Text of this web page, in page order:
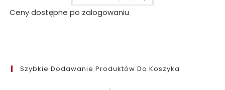
Ceny dostępne po zalogowaniu
Szybkie Dodawanie Produktów Do Koszyka